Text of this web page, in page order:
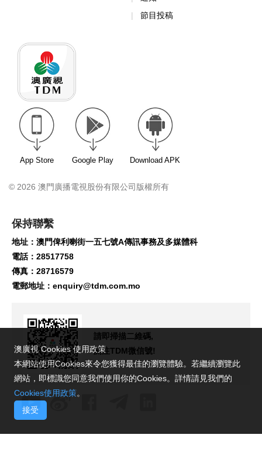
節目投稿
App Store Google Play Download APK
© 2026 澳門廣播電視股份有限公司版權所有
保持聯繫
地址：澳門俾利喇街一五七號A傳訊事務及多媒體科
電話：28517758
傳真：28716579
電郵地址： enquiry@tdm.com.mo
請即掃描二維碼,
關注TDM微信號!
澳廣視 Cookies 使用政策
本網站使用Cookies來令您獲得最佳的瀏覽體驗。若繼續瀏覽此
網站，即標識您同意我們使用你的Cookies。詳情請見我們的
Cookies使用政策。
接受